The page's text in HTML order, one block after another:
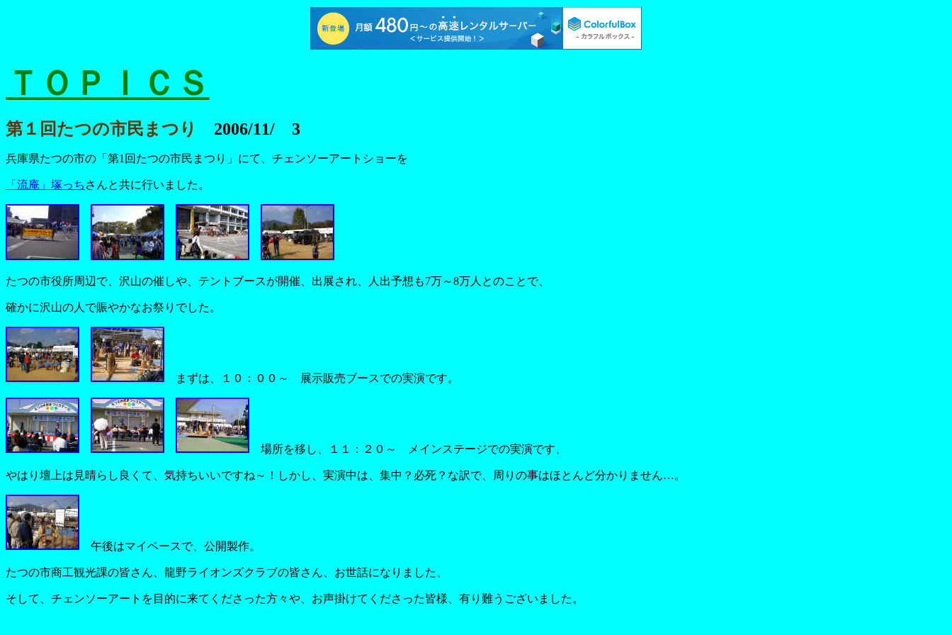
ＴＯＰＩＣＳ
第１回たつの市民まつり 2006/11/ 3
兵庫県たつの市の「第1回たつの市民まつり」にて、チェンソーアートショーを
「流庵」塚っち さんと共に行いました。
たつの市役所周辺で、沢山の催しや、テントブースが開催、出展され、人出予想も7万～8万人とのことで、
確かに沢山の人で賑やかなお祭りでした。
まずは、１０：００～ 展示販売ブースでの実演です。
場所を移し、１１：２０～ メインステージでの実演です、
やはり壇上は見晴らし良くて、気持ちいいですね～！しかし、実演中は、集中？必死？な訳で、周りの事はほとんど分かりません…。
午後はマイペースで、公開製作。
たつの市商工観光課の皆さん、龍野ライオンズクラブの皆さん、お世話になりました、
そして、チェンソーアートを目的に来てくださった方々や、お声掛けてくださった皆様、有り難うございました。